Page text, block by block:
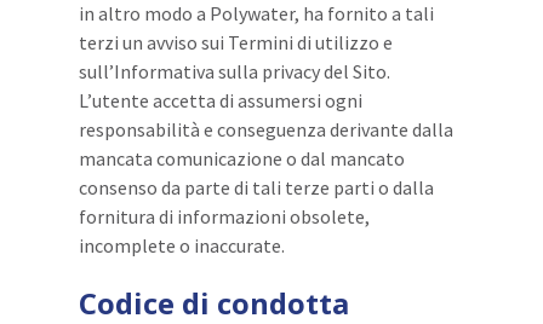
in altro modo a Polywater, ha fornito a tali
terzi un avviso sui Termini di utilizzo e
sull’Informativa sulla privacy del Sito.
L’utente accetta di assumersi ogni
responsabilità e conseguenza derivante dalla
mancata comunicazione o dal mancato
consenso da parte di tali terze parti o dalla
fornitura di informazioni obsolete,
incomplete o inaccurate.
Codice di condotta